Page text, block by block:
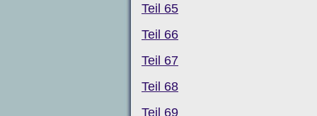
Teil 65
Teil 66
Teil 67
Teil 68
Teil 69